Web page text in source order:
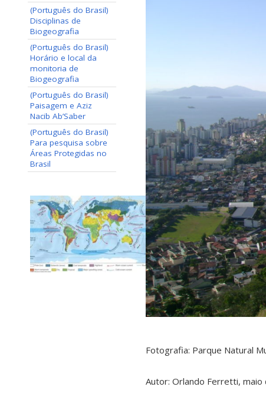
(Português do Brasil)
Disciplinas de
Biogeografia
(Português do Brasil)
Horário e local da
monitoria de
Biogeografia
(Português do Brasil)
Paisagem e Aziz
Nacib Ab’Saber
(Português do Brasil)
Para pesquisa sobre
Áreas Protegidas no
Brasil
Fotografia: Parque Natural
Autor: Orlando Ferretti, maio